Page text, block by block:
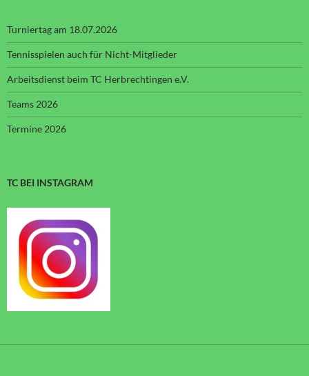
Turniertag am 18.07.2026
Tennisspielen auch für Nicht-Mitglieder
Arbeitsdienst beim TC Herbrechtingen e.V.
Teams 2026
Termine 2026
TC BEI INSTAGRAM